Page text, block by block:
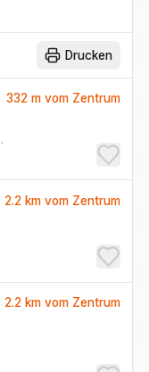
Drucken
332 mvom Zentrum
2.2 kmvom Zentrum
2.2 kmvom Zentrum